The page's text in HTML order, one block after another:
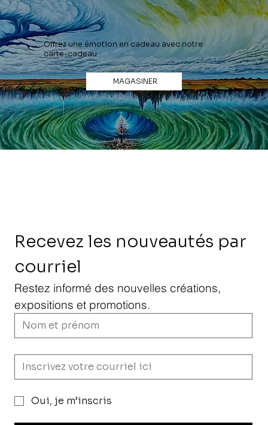
Offrez une émotion en cadeau avec notre
carte-cadeau
MAGASINER
Recevez les nouveautés par
courriel
Restez informé des nouvelles créations,
expositions et promotions.
Oui, je m’inscris